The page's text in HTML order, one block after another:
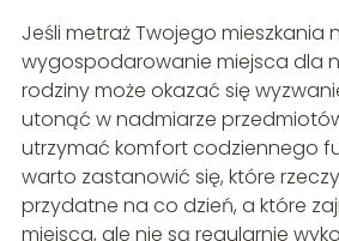
Jeśli metraż Twojego mieszkania
wygospodarowanie miejsca dla
rodziny może okazać się
utonąć w nadmiarze
utrzymać komfort codziennego
warto zastanowić się, które
przydatne na co dzień, a które
miejsca, ale nie są regularnie